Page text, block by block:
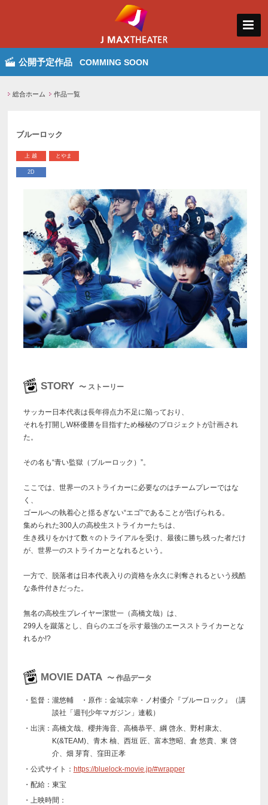
公開予定作品 COMMING SOON
総合ホーム 作品一覧
ブルーロック
上 越 とやま
2D
STORY 〜 ストーリー
サッカー日本代表は長年得点力不足に陥っており、
それを打開しW杯優勝を目指すため極秘のプロジェクトが計画され
た。
その名も“青い監獄（ブルーロック）”。
ここでは、世界一のストライカーに必要なのはチームプレーではな
く、
ゴールへの執着心と揺るぎない“エゴ”であることが告げられる。
集められた300人の高校生ストライカーたちは、
生き残りをかけて数々のトライアルを受け、最後に勝ち残った者だけ
が、世界一のストライカーとなれるという。
一方で、脱落者は日本代表入りの資格を永久に剥奪されるという残酷
な条件付きだった。
無名の高校生プレイヤー潔世一（高橋文哉）は、
299人を蹴落とし、自らのエゴを示す最強のエースストライカーとな
れるか!?
MOVIE DATA 〜 作品データ
・監督：瀧悠輔 ・原作：金城宗幸・ノ村優介『ブルーロック』（講
談社「週刊少年マガジン」連載）
・出演：高橋文哉、櫻井海音、高橋恭平、綱 啓永、野村康太、
K(&TEAM)、青木 柚、西垣 匠、富本惣昭、倉 悠貴、東 啓
介、畑 芽育、窪田正孝
・公式サイト： https://bluelock-movie.jp/#wrapper
・配給：東宝
・上映時間：